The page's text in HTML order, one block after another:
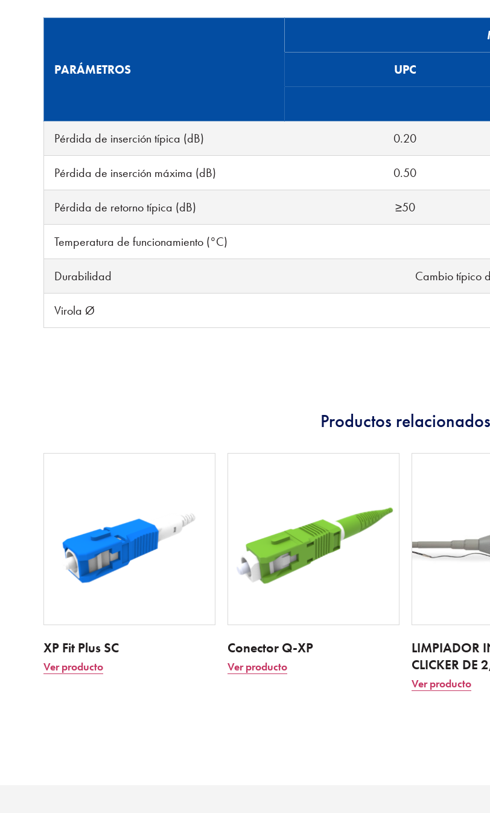
PARÁMETROS UPC
Pérdida de inserción típica (dB) 0.20
Pérdida de inserción máxima (dB) 0.50
Pérdida de retorno típica (dB) ≥50
Temperatura de funcionamiento (°C)
Durabilidad Cambio típico
Virola Ø
Productos relacionados
XP Fit Plus SC
Ver producto
Conector Q-XP
Ver producto
LIMPIADOR
CLICKER DE
Ver producto